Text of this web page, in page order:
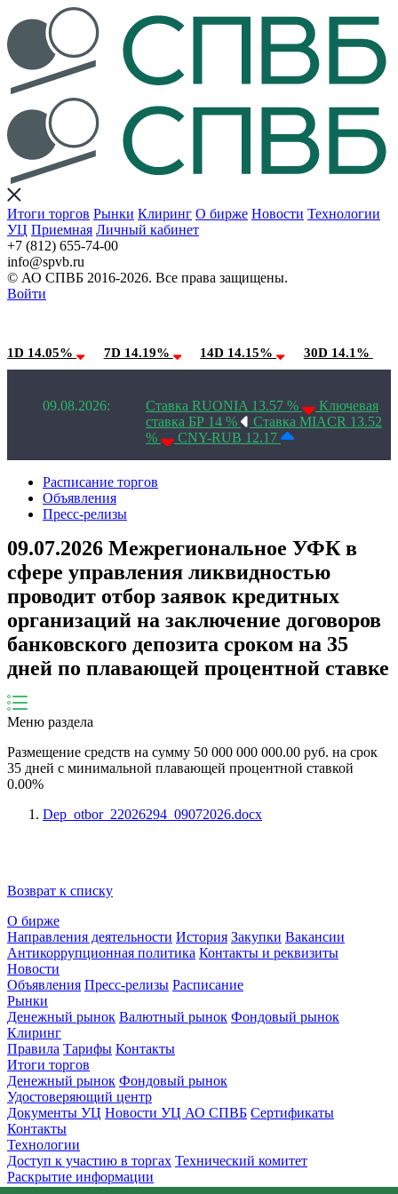
Итоги торгов Рынки Клиринг О бирже Новости Технологии
УЦ Приемная Личный кабинет
+7 (812) 655-74-00
info@spvb.ru
© АО СПВБ 2016-2026. Все права защищены.
Войти
1D 14.05% 7D 14.19% 14D 14.15% 30D 14.1%
09.08.2026: Ставка RUONIA 13.57 %
Ключевая
ставка БР 14 %
Ставка MIACR 13.52
%
CNY-RUB 12.17
Расписание торгов
Объявления
Пресс-релизы
09.07.2026 Межрегиональное УФК в
сфере управления ликвидностью
проводит отбор заявок кредитных
организаций на заключение договоров
банковского депозита сроком на 35
дней по плавающей процентной ставке
Меню раздела
Размещение средств на сумму 50 000 000 000.00 руб. на срок
35 дней с минимальной плавающей процентной ставкой
0.00%
Dep_otbor_22026294_09072026.docx
Возврат к списку
О бирже
Направления деятельности История Закупки Вакансии
Антикоррупционная политика Контакты и реквизиты
Новости
Объявления Пресс-релизы Расписание
Рынки
Денежный рынок Валютный рынок Фондовый рынок
Клиринг
Правила Тарифы Контакты
Итоги торгов
Денежный рынок Фондовый рынок
Удостоверяющий центр
Документы УЦ Новости УЦ АО СПВБ Сертификаты
Контакты
Технологии
Доступ к участию в торгах Технический комитет
Раскрытие информации